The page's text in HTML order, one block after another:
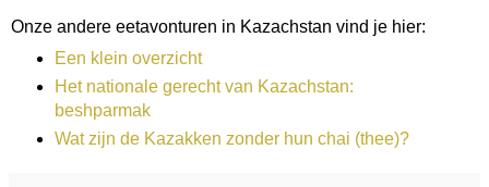
Onze andere eetavonturen in Kazachstan vind je hier:
Een klein overzicht
Het nationale gerecht van Kazachstan:
beshparmak
Wat zijn de Kazakken zonder hun chai (thee)?